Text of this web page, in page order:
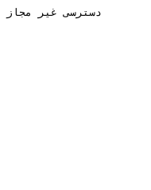
دسترسی غیر مجاز